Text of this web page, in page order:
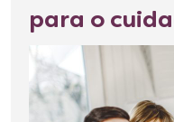
para o